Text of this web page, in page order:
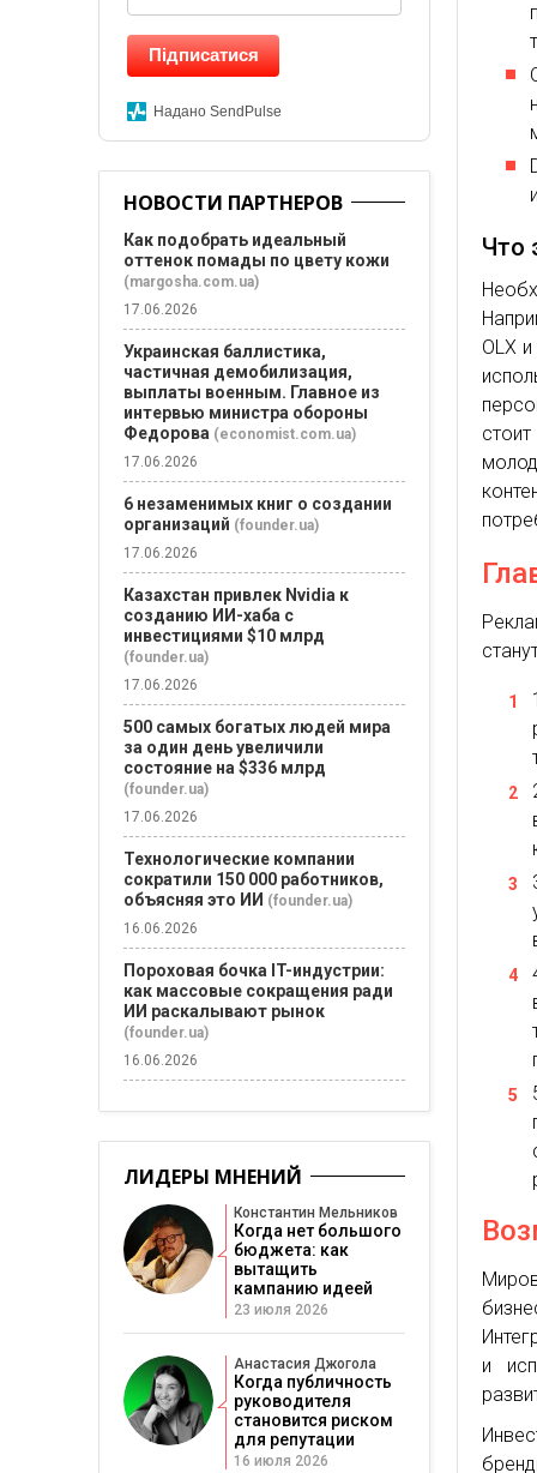
Что
OLX
и
Підписатися
Надано SendPulse
НОВОСТИ ПАРТНЕРОВ
Как подобрать идеальный
оттенок помады по цвету кожи
(margosha.com.ua)
17.06.2026
Украинская баллистика,
частичная демобилизация,
выплаты военным. Главное из
интервью министра обороны
Федорова (economist.com.ua)
17.06.2026
6 незаменимых книг о создании
организаций (founder.ua)
17.06.2026
Казахстан привлек Nvidia к
созданию ИИ-хаба с
инвестициями $10 млрд
(founder.ua)
17.06.2026
500 самых богатых людей мира
за один день увеличили
состояние на $336 млрд
(founder.ua)
17.06.2026
Технологические компании
сократили 150 000 работников,
объясняя это ИИ (founder.ua)
16.06.2026
Пороховая бочка IT-индустрии:
как массовые сокращения ради
ИИ раскалывают рынок
(founder.ua)
16.06.2026
ЛИДЕРЫ МНЕНИЙ
Константин Мельников
Когда нет большого
бюджета: как
вытащить
кампанию идеей
23 июля 2026
Анастасия Джогола
Когда публичность
руководителя
становится риском
для репутации
16 июля 2026